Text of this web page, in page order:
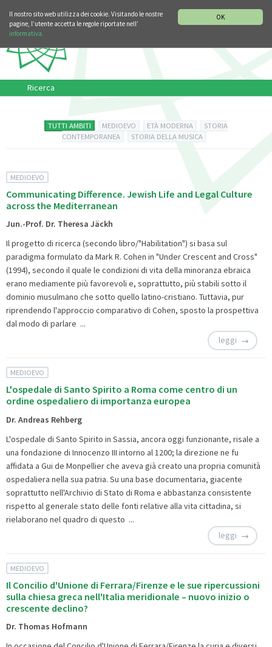
OK
Il nostro sito web utilizza dei cookie. Visitando le nostre
pagine, l’utente accetta le regole riportate nell’
informativa.
Ricerca
TUTTI AMBITI MEDIOEVO ETÀ MODERNA
STORIA
CONTEMPORANEA
STORIA DELLA MUSICA
MEDIOEVO
Communicating Difference. Jewish Life and Legal Culture
across the Mediterranean
Jun.-Prof. Dr. Theresa Jäckh
Il progetto di ricerca (secondo libro/"Habilitation") si basa sul
paradigma formulato da Mark R. Cohen in "Under Crescent and Cross"
(1994), secondo il quale le condizioni di vita della minoranza ebraica
erano mediamente più favorevoli e, soprattutto, più stabili sotto il
dominio musulmano che sotto quello latino-cristiano. Tuttavia, pur
riprendendo l'approccio comparativo di Cohen, sposto la prospettiva
dal modo di parlare ...
leggi
MEDIOEVO
L'ospedale di Santo Spirito a Roma come centro di un
ordine ospedaliero di importanza europea
Dr. Andreas Rehberg
L'ospedale di Santo Spirito in Sassia, ancora oggi funzionante, risale a
una fondazione di Innocenzo III intorno al 1200; la direzione ne fu
affidata a Gui de Monpellier che aveva già creato una propria comunità
ospedaliera nella sua patria. Su una base documentaria, giacente
soprattutto nell'Archivio di Stato di Roma e abbastanza consistente
rispetto al generale stato delle fonti relative alla vita cittadina, si
rielaborano nel quadro di questo ...
leggi
MEDIOEVO
Il Concilio d'Unione di Ferrara/Firenze e le sue ripercussioni
sulla chiesa greca nell'Italia meridionale – nuovo inizio o
crescente declino?
Dr. Thomas Hofmann